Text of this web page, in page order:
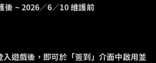
後 ~ 2026／6／10 維護前
入遊戲後，即可於「簽到」介面中啟用並